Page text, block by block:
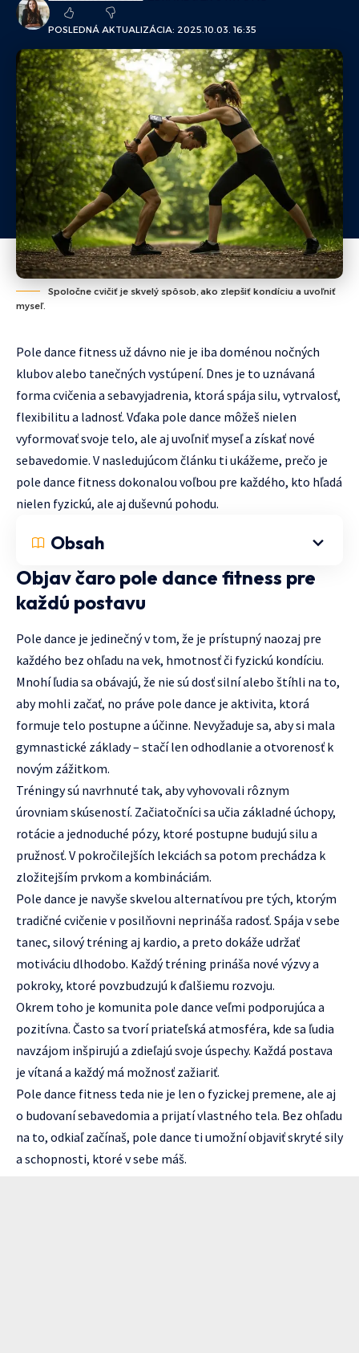
POSLEDNÁ AKTUALIZÁCIA: 2025.10.03. 16:35
Spoločne cvičiť je skvelý spôsob, ako zlepšiť kondíciu a uvoľniť
myseľ.
Pole dance fitness už dávno nie je iba doménou nočných
klubov alebo tanečných vystúpení. Dnes je to uznávaná
forma cvičenia a sebavyjadrenia, ktorá spája silu, vytrvalosť,
flexibilitu a ladnosť. Vďaka pole dance môžeš nielen
vyformovať svoje telo, ale aj uvoľniť myseľ a získať nové
sebavedomie. V nasledujúcom článku ti ukážeme, prečo je
pole dance fitness dokonalou voľbou pre každého, kto hľadá
nielen fyzickú, ale aj duševnú pohodu.
Obsah
Objav čaro pole dance fitness pre
každú postavu
Pole dance je jedinečný v tom, že je prístupný naozaj pre
každého bez ohľadu na vek, hmotnosť či fyzickú kondíciu.
Mnohí ľudia sa obávajú, že nie sú dosť silní alebo štíhli na to,
aby mohli začať, no práve pole dance je aktivita, ktorá
formuje telo postupne a účinne. Nevyžaduje sa, aby si mala
gymnastické základy – stačí len odhodlanie a otvorenosť k
novým zážitkom.
Tréningy sú navrhnuté tak, aby vyhovovali rôznym
úrovniam skúseností. Začiatočníci sa učia základné úchopy,
rotácie a jednoduché pózy, ktoré postupne budujú silu a
pružnosť. V pokročilejších lekciách sa potom prechádza k
zložitejším prvkom a kombináciám.
Pole dance je navyše skvelou alternatívou pre tých, ktorým
tradičné cvičenie v posilňovni neprináša radosť. Spája v sebe
tanec, silový tréning aj kardio, a preto dokáže udržať
motiváciu dlhodobo. Každý tréning prináša nové výzvy a
pokroky, ktoré povzbudzujú k ďalšiemu rozvoju.
Okrem toho je komunita pole dance veľmi podporujúca a
pozitívna. Často sa tvorí priateľská atmosféra, kde sa ľudia
navzájom inšpirujú a zdieľajú svoje úspechy. Každá postava
je vítaná a každý má možnosť zažiariť.
Pole dance fitness teda nie je len o fyzickej premene, ale aj
o budovaní sebavedomia a prijatí vlastného tela. Bez ohľadu
na to, odkiaľ začínaš, pole dance ti umožní objaviť skryté sily
a schopnosti, ktoré v sebe máš.